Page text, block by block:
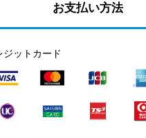
お支払い方法
ットカード